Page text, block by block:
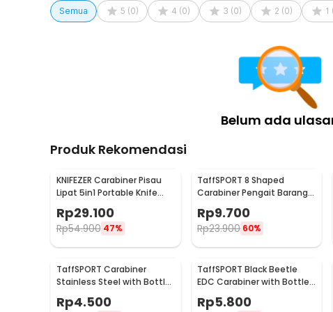
Semua 5 (0) 4 (0) 3 (0) 2 (0) 1 (
Belum ada
Produk Rekomendasi
KNIFEZER Carabiner Pisau
Lipat 5in1 Portable Knife
Rp29.100
Rp54.900 47%
TaffSPORT 8 Shaped
Carabiner Pengait Barang
Rp9.700
Rp23.900 60%
TaffSPORT Carabiner
Stainless Steel with Bottle
Rp4.500
TaffSPORT Black Beetle
EDC Carabiner with Bottle
Opener - ED11
Rp5.800